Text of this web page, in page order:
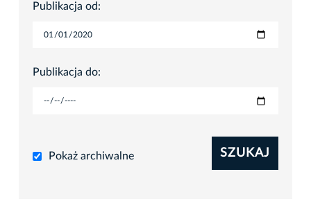
Publikacja od:
Publikacja do:
Pokaż archiwalne SZUKAJ